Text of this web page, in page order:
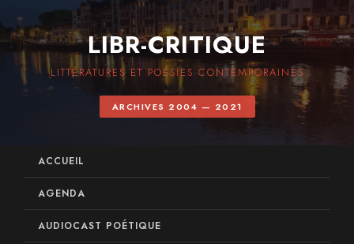
LIBR-CRITIQUE
LITTÉRATURES ET POÉSIES CONTEMPORAINES
ARCHIVES 2004 — 2021
ACCUEIL
AGENDA
AUDIOCAST POÉTIQUE